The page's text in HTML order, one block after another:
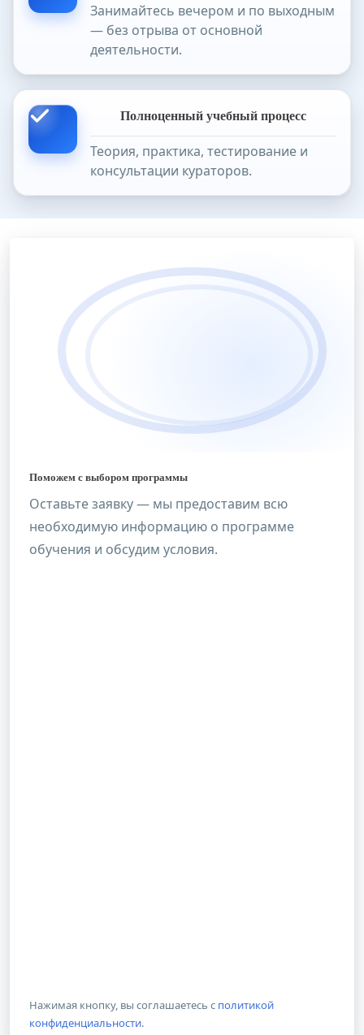
Занимайтесь вечером и по выходным
— без отрыва от основной
деятельности.
Полноценный учебный процесс
Теория, практика, тестирование и
консультации кураторов.
Поможем с выбором программы
Оставьте заявку — мы предоставим всю
необходимую информацию о программе
обучения и обсудим условия.
Нажимая кнопку, вы соглашаетесь с политикой
конфиденциальности.